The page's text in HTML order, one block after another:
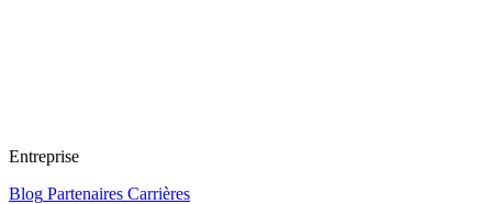
Entreprise
Blog Partenaires Carrières